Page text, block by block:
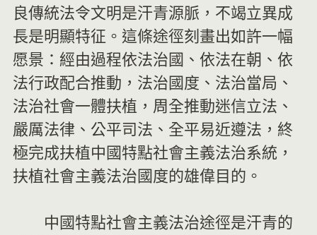
良傳統法令文明是汗青源脈，不竭立異成
長是明顯特征。這條途徑刻畫出如許一幅
愿景：經由過程依法治國、依法在朝、依
法行政配合推動，法治國度、法治當局、
法治社會一體扶植，周全推動迷信立法、
嚴厲法律、公平司法、全平易近遵法，終
極完成扶植中國特點社會主義法治系統，
扶植社會主義法治國度的雄偉目的。
中國特點社會主義法治途徑是汗青的